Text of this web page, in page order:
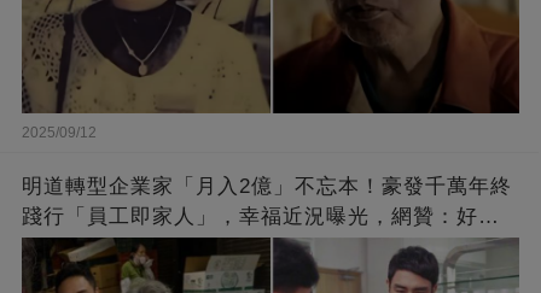
2025/09/12
明道轉型企業家「月入2億」不忘本！豪發千萬年終
踐行「員工即家人」，幸福近況曝光，網贊：好老
闆的福報